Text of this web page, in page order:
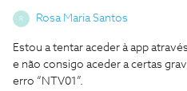
R Rosa Maria Santos
Estou a tentar aceder à app
e não consigo aceder a certas
erro “NTV01”.